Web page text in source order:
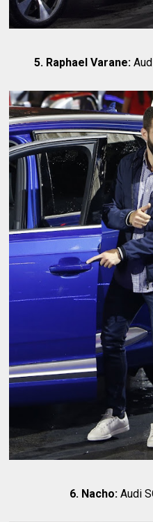
5. Raphael Varane:
6. Nacho: Audi